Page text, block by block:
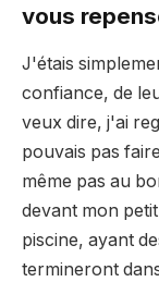
vous
J'étais
confiance, de
veux dire, j'ai
pouvais pas
même pas au
devant mon
piscine, ayant
termineront